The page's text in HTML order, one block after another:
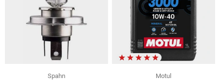
Spahn
Motul